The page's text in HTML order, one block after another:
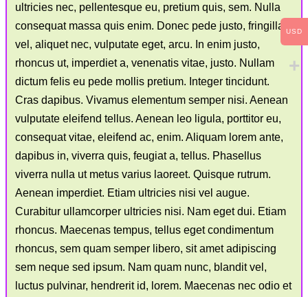
ultricies nec, pellentesque eu, pretium quis, sem. Nulla
consequat massa quis enim. Donec pede justo, fringilla
vel, aliquet nec, vulputate eget, arcu. In enim justo,
rhoncus ut, imperdiet a, venenatis vitae, justo. Nullam
dictum felis eu pede mollis pretium. Integer tincidunt.
Cras dapibus. Vivamus elementum semper nisi. Aenean
vulputate eleifend tellus. Aenean leo ligula, porttitor eu,
consequat vitae, eleifend ac, enim. Aliquam lorem ante,
dapibus in, viverra quis, feugiat a, tellus. Phasellus
viverra nulla ut metus varius laoreet. Quisque rutrum.
Aenean imperdiet. Etiam ultricies nisi vel augue.
Curabitur ullamcorper ultricies nisi. Nam eget dui. Etiam
rhoncus. Maecenas tempus, tellus eget condimentum
rhoncus, sem quam semper libero, sit amet adipiscing
sem neque sed ipsum. Nam quam nunc, blandit vel,
luctus pulvinar, hendrerit id, lorem. Maecenas nec odio et
USD